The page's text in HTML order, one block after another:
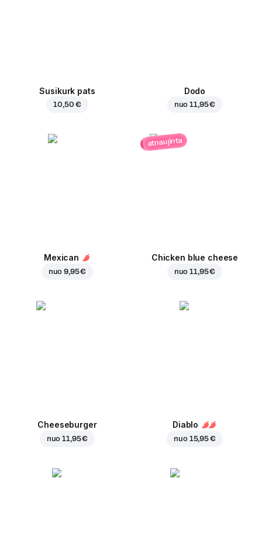
Susikurk pats
10,50 €
Dodo
nuo11,95 €
Mexican
nuo9,95 €
atnaujinta
Chicken blue cheese
nuo11,95 €
Cheeseburger
nuo11,95 €
Diablo
nuo 15,95 €